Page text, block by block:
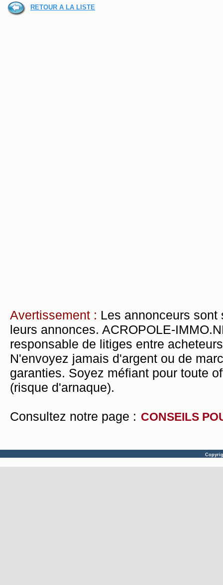
RETOUR A LA LISTE
Avertissement : Les annonceurs
leurs annonces. ACROPOLE-
responsable de litiges entre
N'envoyez jamais d'argent ou de
garanties. Soyez méfiant pour toute
(risque d'arnaque).
Consultez notre page : CONSEILS